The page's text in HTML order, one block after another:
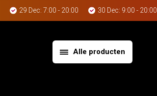
29 Dec: 7:00 - 20:00 30 Dec: 9:00 - 20:00
Alle producten